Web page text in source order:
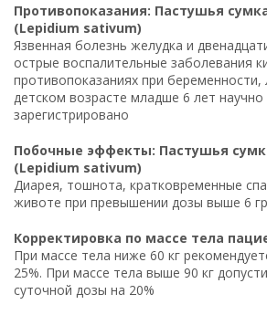
Противопоказания: Пастушья
(Lepidium sativum)
Язвенная болезнь желудка и
острые воспалительные заболевания
противопоказаниях при беременности,
детском возрасте младше 6 лет научно
зарегистрировано
Побочные эффекты: Пастушья
(Lepidium sativum)
Диарея, тошнота, кратковременные
животе при превышении дозы выше 6
Корректировка по массе тела
При массе тела ниже 60 кг
25%. При массе тела выше 90 кг
суточной дозы на 20%